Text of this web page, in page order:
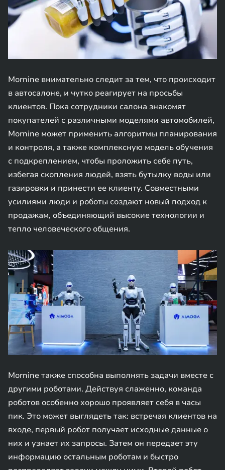
Mornine внимательно следит за тем, что происходит
в автосалоне, и чутко реагирует на просьбы
клиентов. Пока сотрудники салона знакомят
покупателей с различными моделями автомобилей,
Mornine может применить алгоритмы планирования
и контроля, а также комплексную модель обучения
с подкреплением, чтобы проложить себе путь,
избегая скопления людей, взять бутылку воды или
газировки и принести ее клиенту. Совместными
усилиями люди и роботы создают новый подход к
продажам, объединяющий высокие технологии и
тепло человеческого общения.
Mornine также способна выполнять задачи вместе с
другими роботами. Действуя слаженно, команда
роботов особенно хорошо проявляет себя в часы
пик. Это может выглядеть так: встречая клиентов на
входе, первый робот получает исходные данные о
них и узнает их запросы. Затем он передает эту
информацию остальным роботам и быстро